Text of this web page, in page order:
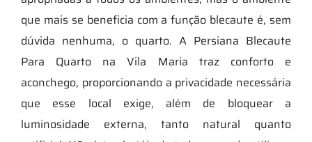
que mais se beneficia com a função blecaute é, sem
dúvida nenhuma, o quarto. A Persiana Blecaute
Para Quarto na Vila Maria traz conforto e
aconchego, proporcionando a privacidade necessária
que esse local exige, além de bloquear a
luminosidade externa, tanto natural quanto